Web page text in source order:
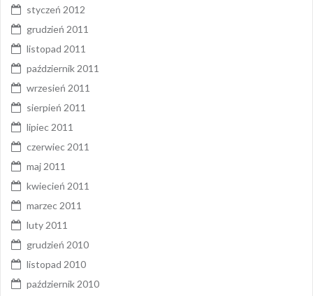
styczeń 2012
grudzień 2011
listopad 2011
październik 2011
wrzesień 2011
sierpień 2011
lipiec 2011
czerwiec 2011
maj 2011
kwiecień 2011
marzec 2011
luty 2011
grudzień 2010
listopad 2010
październik 2010